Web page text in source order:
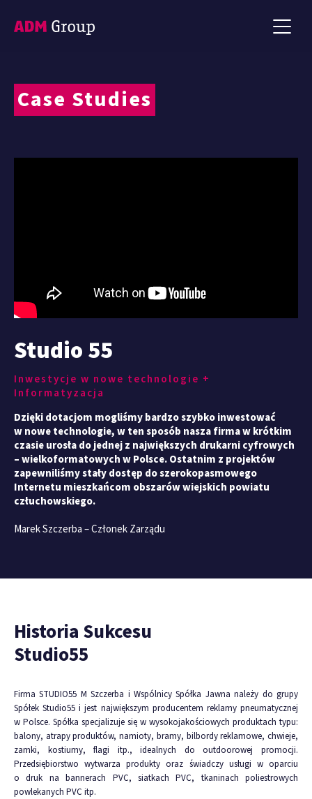
Case Studies
Studio 55
Inwestycje w nowe technologie +
Informatyzacja
Dzięki dotacjom mogliśmy bardzo szybko inwestować
w nowe technologie, w ten sposób nasza firma w krótkim
czasie urosła do jednej z największych drukarni cyfrowych
– wielkoformatowych w Polsce. Ostatnim z projektów
zapewniliśmy stały dostęp do szerokopasmowego
Internetu mieszkańcom obszarów wiejskich powiatu
człuchowskiego.
Marek Szczerba – Członek Zarządu
Historia Sukcesu
Studio55
Firma STUDIO55 M Szczerba i Wspólnicy Spółka Jawna należy do grupy
Spółek Studio55 i jest największym producentem reklamy pneumatycznej
w Polsce. Spółka specjalizuje się w wysokojakościowych produktach typu:
balony, atrapy produktów, namioty, bramy, bilbordy reklamowe, chwieje,
zamki, kostiumy, flagi itp., idealnych do outdoorowej promocji.
Przedsiębiorstwo wytwarza produkty oraz świadczy usługi w oparciu
o druk na bannerach PVC, siatkach PVC, tkaninach poliestrowych
powlekanych PVC itp.